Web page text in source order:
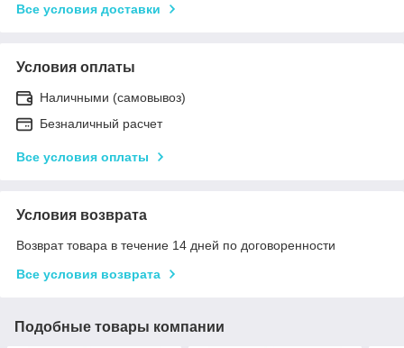
Все условия доставки
Условия оплаты
Наличными (самовывоз)
Безналичный расчет
Все условия оплаты
Условия возврата
Возврат товара в течение 14 дней по договоренности
Все условия возврата
Подобные товары компании